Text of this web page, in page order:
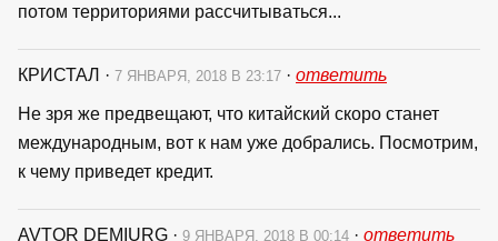
потом территориями рассчитываться...
КРИСТАЛ · 7 ЯНВАРЯ, 2018 В 23:17 · ответить
Не зря же предвещают, что китайский скоро станет
международным, вот к нам уже добрались. Посмотрим,
к чему приведет кредит.
AVTOR DEMIURG · 9 ЯНВАРЯ, 2018 В 00:14 · ответить